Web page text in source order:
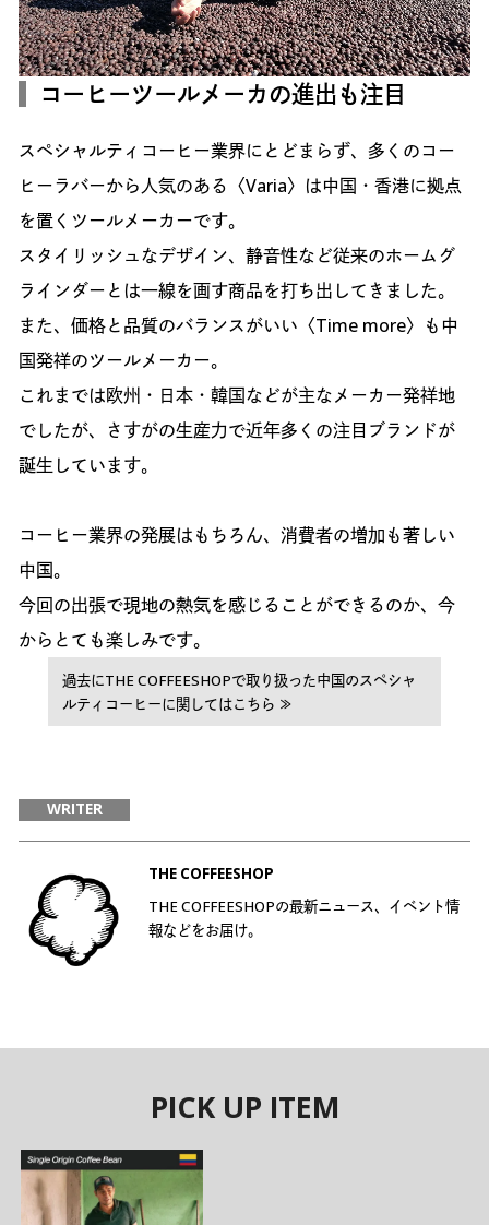
コーヒーツールメーカの進出も注目
スペシャルティコーヒー業界にとどまらず、多くのコー
ヒーラバーから人気のある〈Varia〉は中国・香港に拠点
を置くツールメーカーです。
スタイリッシュなデザイン、静音性など従来のホームグ
ラインダーとは一線を画す商品を打ち出してきました。
また、価格と品質のバランスがいい〈Time more〉も中
国発祥のツールメーカー。
これまでは欧州・日本・韓国などが主なメーカー発祥地
でしたが、さすがの生産力で近年多くの注目ブランドが
誕生しています。
コーヒー業界の発展はもちろん、消費者の増加も著しい
中国。
今回の出張で現地の熱気を感じることができるのか、今
からとても楽しみです。
過去にTHE COFFEESHOPで取り扱った中国のスペシャ
ルティコーヒーに関してはこちら ≫
WRITER
THE COFFEESHOP
THE COFFEESHOPの最新ニュース、イベント情
報などをお届け。
PICK UP ITEM